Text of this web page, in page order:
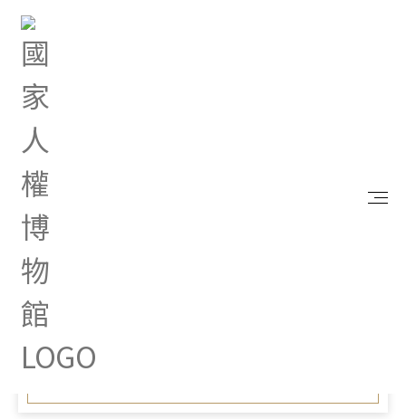
首頁
中的白恐記憶
Nov 12, 2023 |
雄橋頭糖廠 訴說地景中的
白恐記憶